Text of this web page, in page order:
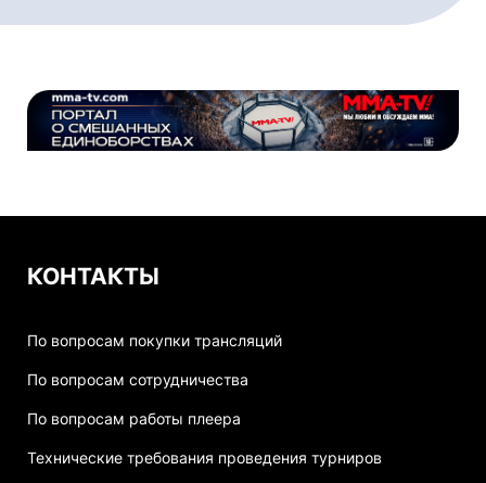
КОНТАКТЫ
По вопросам покупки трансляций
По вопросам сотрудничества
По вопросам работы плеера
Технические требования проведения турниров